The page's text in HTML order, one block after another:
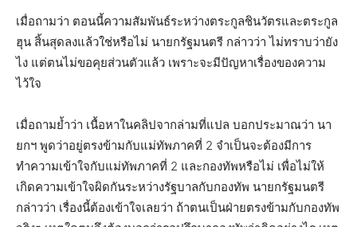
เมื่อถามว่า ตอนนี้ความสัมพันธ์ระหว่างตระกูลชินวัตรและตระกูล
ฮุน สิ้นสุดลงแล้วใช่หรือไม่ นายกรัฐมนตรี กล่าวว่า ไม่ทราบว่ายัง
ไง แต่ตนไม่ขอคุยส่วนตัวแล้ว เพราะจะมีปัญหาเรื่องของความ
ไว้ใจ
เมื่อถามย้ำว่า เนื้อหาในคลิปจากล่ามที่แปล บอกประมาณว่า นา
ยกฯ พูดว่าอยู่ตรงข้ามกับแม่ทัพภาคที่ 2 จำเป็นจะต้องมีการ
ทำความเข้าใจกับแม่ทัพภาคที่ 2 และกองทัพหรือไม่ เพื่อไม่ให้
เกิดความเข้าใจผิดกันระหว่างรัฐบาลกับกองทัพ นายกรัฐมนตรี
กล่าวว่า เรื่องนี้ต้องเข้าใจเลยว่า ถ้าตนเป็นฝ่ายตรงข้ามกับกองทัพ